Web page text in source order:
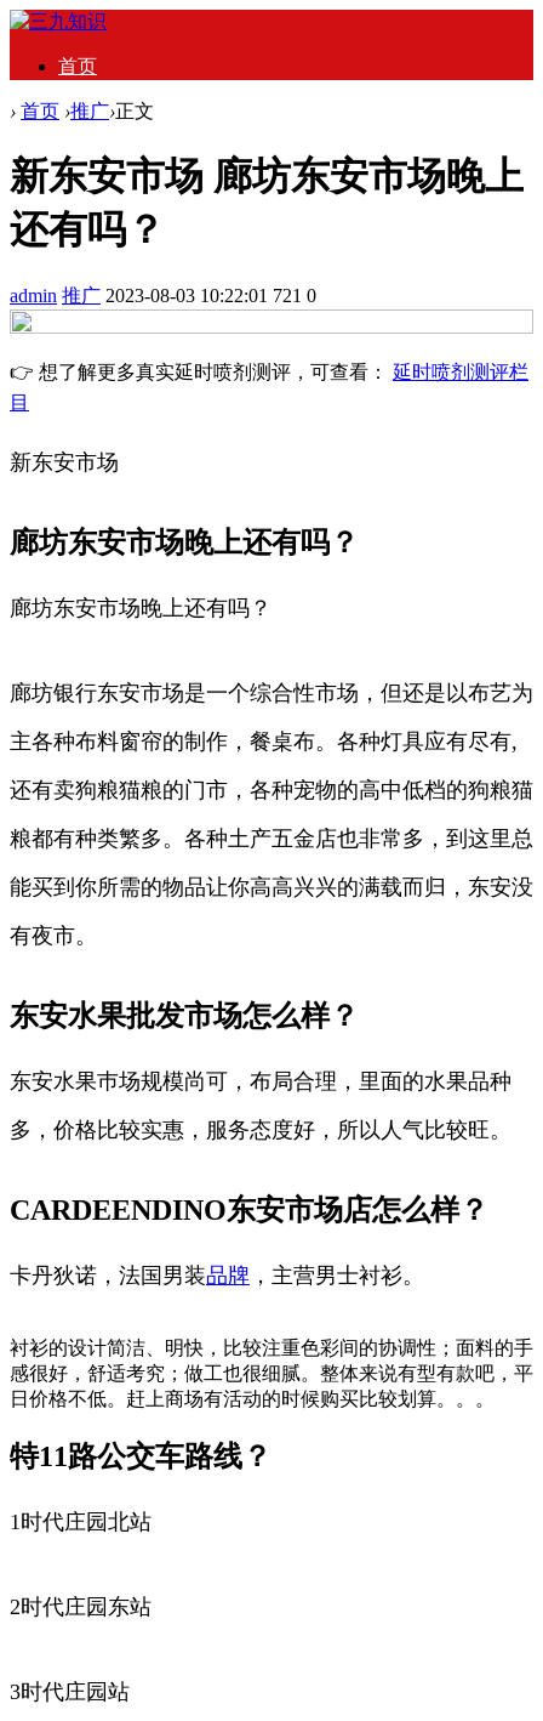
首页
› 首页 ›推广›正文
新东安市场 廊坊东安市场晚上
还有吗？
admin 推广 2023-08-03 10:22:01 721 0
👉 想了解更多真实延时喷剂测评，可查看： 延时喷剂测评栏
目
新东安市场
廊坊东安市场晚上还有吗？
廊坊东安市场晚上还有吗？
廊坊银行东安市场是一个综合性市场，但还是以布艺为
主各种布料窗帘的制作，餐桌布。各种灯具应有尽有,
还有卖狗粮猫粮的门市，各种宠物的高中低档的狗粮猫
粮都有种类繁多。各种土产五金店也非常多，到这里总
能买到你所需的物品让你高高兴兴的满载而归，东安没
有夜市。
东安水果批发市场怎么样？
东安水果巿场规模尚可，布局合理，里面的水果品种
多，价格比较实惠，服务态度好，所以人气比较旺。
CARDEENDINO东安市场店怎么样？
卡丹狄诺，法国男装品牌 ，主营男士衬衫。
衬衫的设计简洁、明快，比较注重色彩间的协调性；面料的手
感很好，舒适考究；做工也很细腻。整体来说有型有款吧，平
日价格不低。赶上商场有活动的时候购买比较划算。。。
特11路公交车路线？
1时代庄园北站
2时代庄园东站
3时代庄园站